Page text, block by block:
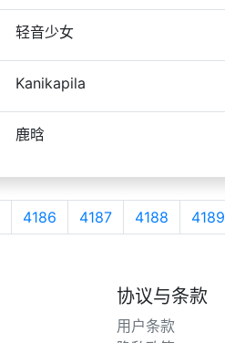
轻音少女
Kanikapila
鹿晗
4186 4187 4188 4189
协议与条款
用户条款